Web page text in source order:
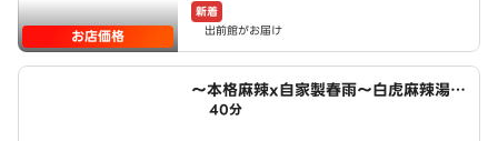
お店価格
新着
出前館がお届け
～本格麻辣x自家製春雨～白虎麻辣湯
小木西店
40分